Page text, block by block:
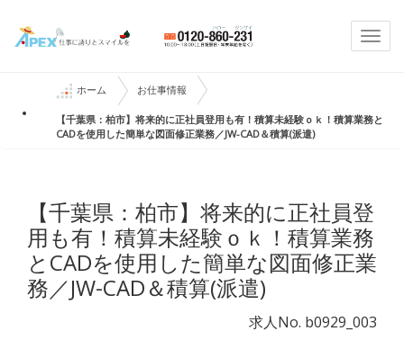
ホーム お仕事情報
【千葉県：柏市】将来的に正社員登用も有！積算未経験ｏｋ！積算業務と
CADを使用した簡単な図面修正業務／JW-CAD＆積算(派遣)
【千葉県：柏市】将来的に正社員登
用も有！積算未経験ｏｋ！積算業務
とCADを使用した簡単な図面修正業
務／JW-CAD＆積算(派遣)
求人No. b0929_003